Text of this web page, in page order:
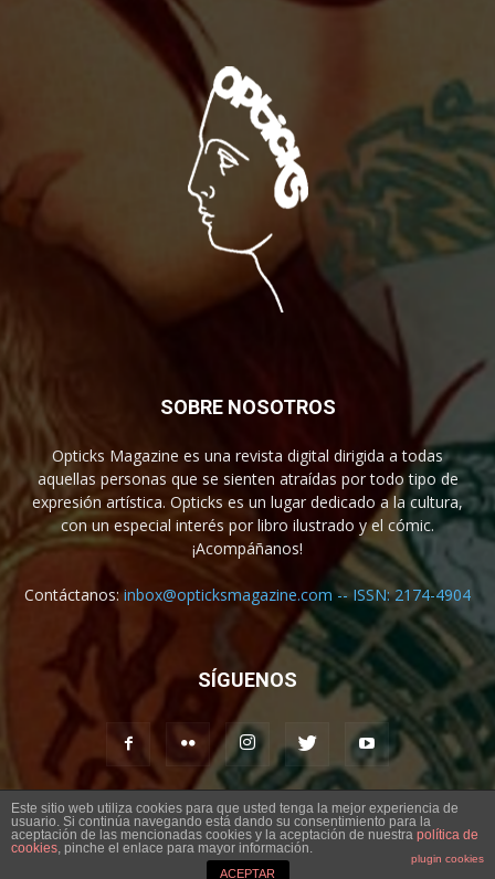
SOBRE NOSOTROS
Opticks Magazine es una revista digital dirigida a todas
aquellas personas que se sienten atraídas por todo tipo de
expresión artística. Opticks es un lugar dedicado a la cultura,
con un especial interés por libro ilustrado y el cómic.
¡Acompáñanos!
Contáctanos:inbox@opticksmagazine.com -- ISSN: 2174-4904
SÍGUENOS
Aviso legal Contacto
© Opticks Magazine 2019
Este sitio web utiliza cookies para que usted tenga la mejor experiencia de
usuario. Si continúa navegando está dando su consentimiento para la
aceptación de las mencionadas cookies y la aceptación de nuestra política de
cookies, pinche el enlace para mayor información.
plugin cookies
ACEPTAR